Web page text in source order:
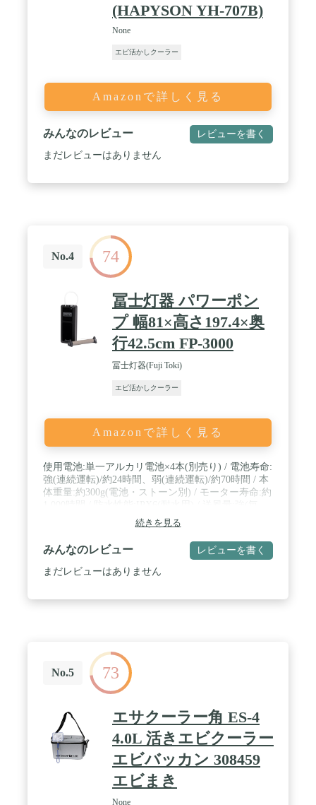
(HAPYSON YH-707B)
None
エビ活かしクーラー
Amazonで詳しく見る
みんなのレビュー レビューを書く
まだレビューはありません
No.4 74
冨士灯器 パワーポン
プ 幅81×高さ197.4×奥
行42.5cm FP-3000
冨士灯器(Fuji Toki)
エビ活かしクーラー
Amazonで詳しく見る
使用電池:単一アルカリ電池×4本(別売り) / 電池寿命:
強(連続運転)/約24時間、弱(連続運転)/約70時間 / 本
体重量:約300g(電池・ストーン別) / モーター寿命:約
分)/約3.0リットル、弱(毎分)/約1.5リットル / ホース
の長さ:約60cm / 特徴:スイッチロック機能、電池2本
動作可能(弱運転限定)、釣り金具付属 / 特徴:スイッ
チロック機能、電池2本動作可能(弱運転限定)、釣り
金具付属
続きを見る
みんなのレビュー レビューを書く
まだレビューはありません
No.5 73
エサクーラー角 ES-4
4.0L 活きエビクーラー
エビバッカン 308459
エビまき
None